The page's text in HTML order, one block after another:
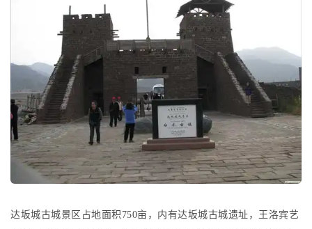
达坂城古城景区占地面积 750亩，内有达坂城古城遗址，王洛宾艺